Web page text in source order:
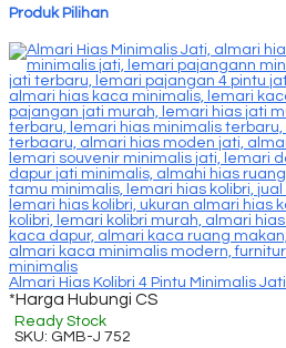
Produk Pilihan
Almari Hias Kolibri 4 Pintu Minimalis Jati
*Harga Hubungi CS
Ready Stock
SKU: GMB-J 752